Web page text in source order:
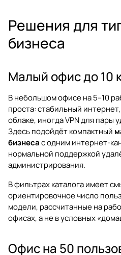
Решения для
бизнеса
Малый офис до 10
В небольшом офисе на 5–10
проста: стабильный
облаке, иногда VPN для пары
Здесь подойдёт компактный
бизнесас одним интернет-
нормальной поддержкой
администрирования.
В фильтрах каталога имеет
ориентировочное число
модели, рассчитанные на
офисах, а не в условных
Офис на 50